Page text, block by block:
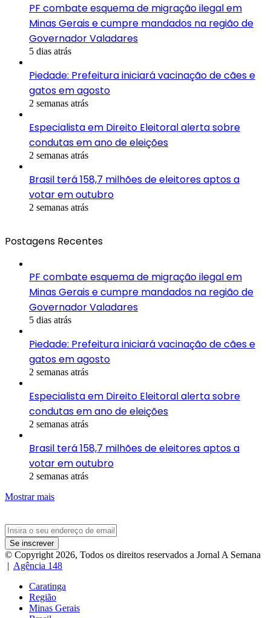
PF combate esquema de migração ilegal em
Minas Gerais e cumpre mandados na região de
Governador Valadares
5 dias atrás
Piedade: Prefeitura iniciará vacinação de cães e
gatos em agosto
2 semanas atrás
Especialista em Direito Eleitoral alerta sobre
condutas em ano de eleições
2 semanas atrás
Brasil terá 158,7 milhões de eleitores aptos a
votar em outubro
2 semanas atrás
Postagens Recentes
PF combate esquema de migração ilegal em
Minas Gerais e cumpre mandados na região de
Governador Valadares
5 dias atrás
Piedade: Prefeitura iniciará vacinação de cães e
gatos em agosto
2 semanas atrás
Especialista em Direito Eleitoral alerta sobre
condutas em ano de eleições
2 semanas atrás
Brasil terá 158,7 milhões de eleitores aptos a
votar em outubro
2 semanas atrás
Mostrar mais
Insira
o
seu
endereço
de
email
© Copyright 2026, Todos os direitos reservados a Jornal A Semana
| Agência 148
Caratinga
Região
Minas Gerais